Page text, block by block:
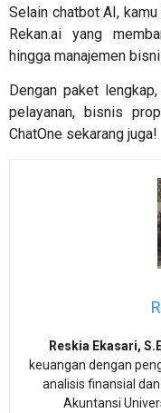
Selain chatbot AI,
Rekan.ai yang
hingga manajemen
Dengan paket
pelayanan, bisnis
ChatOne sekarang juga!
Reskia Ekasari,
keuangan dengan
analisis finansial
Akuntansi